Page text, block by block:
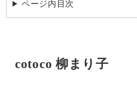
ページ内目次
cotoco 柳まり子